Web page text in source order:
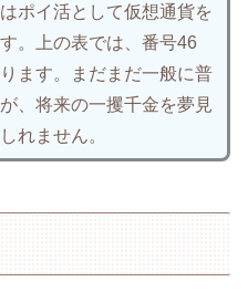
ポイ活として仮想通貨を
。上の表では、番号46
ます。まだまだ一般に普
、将来の一攫千金を夢見
れません。